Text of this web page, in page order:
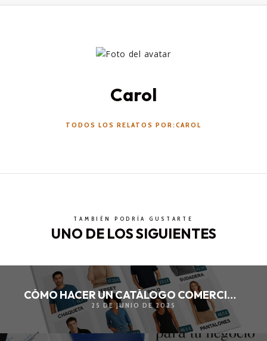
Carol
TODOS LOS RELATOS POR:CAROL
TAMBIÉN PODRÍA GUSTARTE
UNO DE LOS SIGUIENTES
CÓMO HACER UN CATÁLOGO COMERCIAL PARA TU NEGOCIO
25 DE JUNIO DE 2025